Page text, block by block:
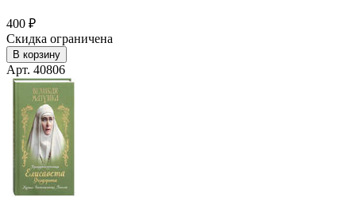
400 ₽
Скидка ограничена
В корзину
Арт. 40806